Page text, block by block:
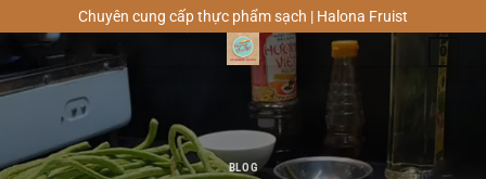
đến
nội
dung
Chuyên cung cấp thực phẩm sạch | Halona Fruist
0
BLOG